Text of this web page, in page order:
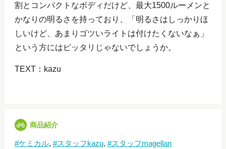
割とコンパクトなボディだけど、最大1500ルーメンと
かなりの明るさを持っており、「明るさはしっかりほ
しいけど、あまりゴツいライトは付けたくないなぁ」
という方にはピッタリじゃないでしょうか。
TEXT：kazu
商品紹介
ケミカル スタッフkazu
スタッフmagellan